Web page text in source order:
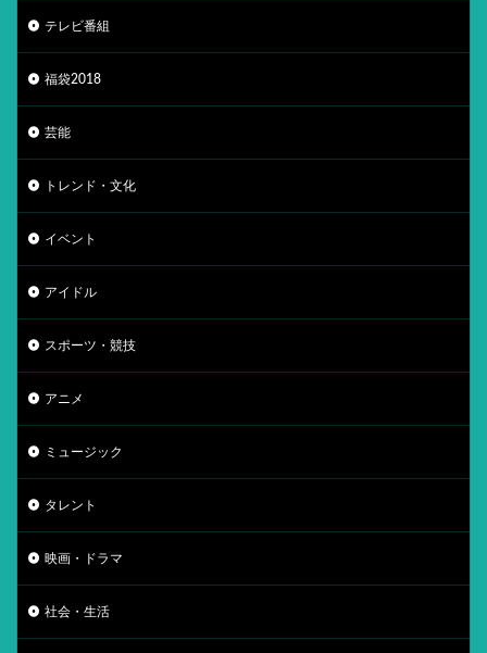
テレビ番組
福袋2018
芸能
トレンド・文化
イベント
アイドル
スポーツ・競技
アニメ
ミュージック
タレント
映画・ドラマ
社会・生活